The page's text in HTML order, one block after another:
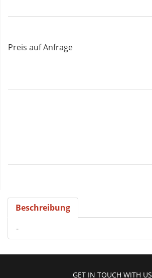
Preis auf Anfrage
Beschreibung
-
GET IN TOUCH WITH US